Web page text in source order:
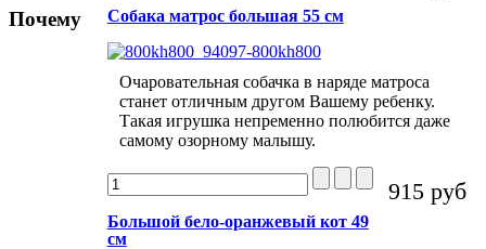
Собака матрос большая 55 см
Очаровательная собачка в наряде матроса
станет отличным другом Вашему ребенку.
Такая игрушка непременно полюбится даже
самому озорному малышу.
915 руб
Большой бело-оранжевый кот 49
см
Почему